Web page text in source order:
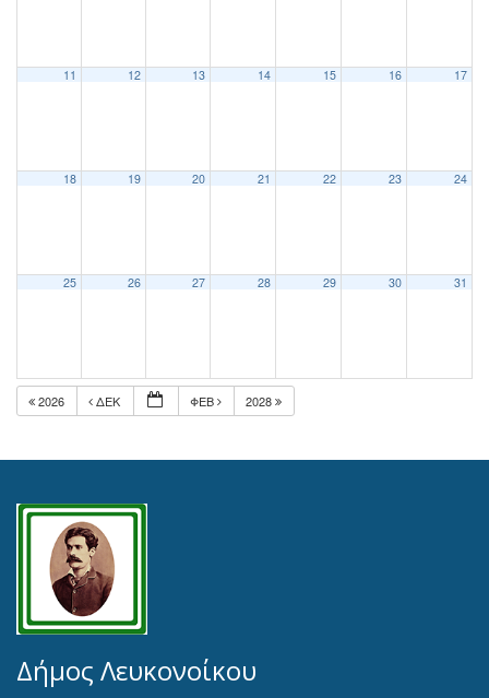
11 12 13 14 15 16 17
18 19 20 21 22 23 24
25 26 27 28 29 30 31
2026 ΔΕΚ ΦΕΒ 2028
Δήμος Λευκονοίκου